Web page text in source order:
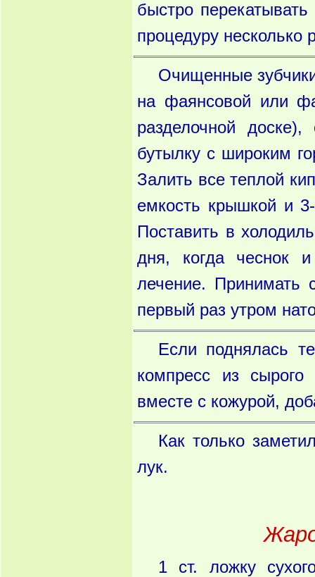
быстро
процедуру несколько
Очищенные
на фаянсовой или
разделочной
бутылку с широким
Залить все теплой
емкость крышкой и
Поставить в
дня, когда чеснок
лечение. Принимать
первый раз утром
Если поднялась
компресс из сырого
вместе с кожурой,
Как только
лук.
1 ст. ложку